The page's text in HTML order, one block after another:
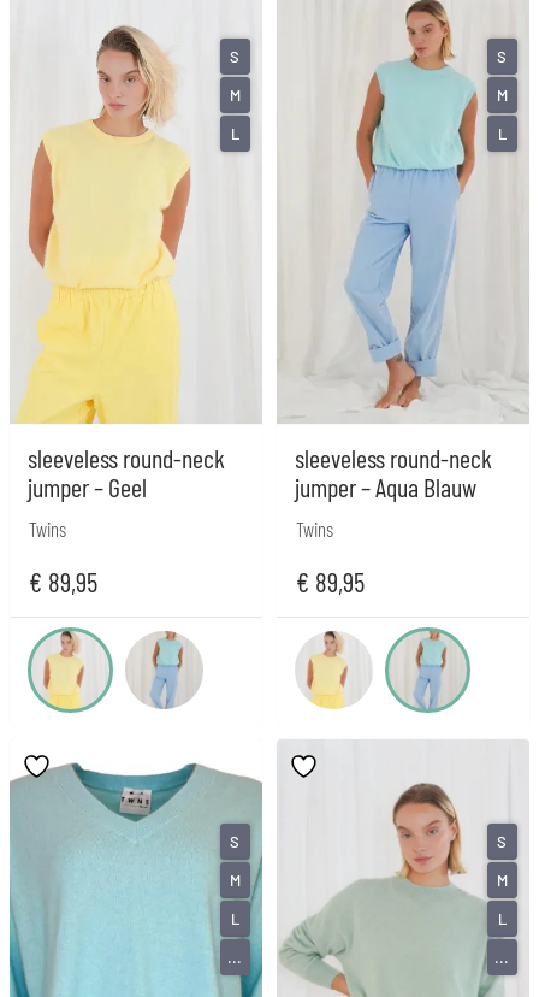
sleeveless round-neck
jumper – Geel
Twins
€ 89,95
S
M
L
sleeveless round-neck
jumper – Aqua Blauw
Twins
€ 89,95
S
M
L
S
M
L
...
S
M
L
...